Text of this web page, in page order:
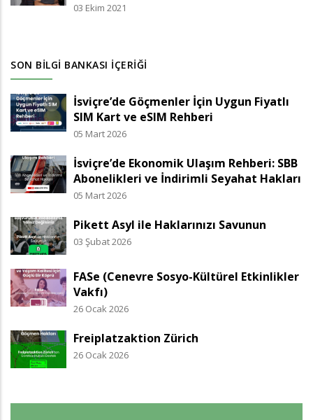
03 Ekim 2021
SON BILGI BANKASI İÇERIĞI
İsviçre’de Göçmenler İçin Uygun Fiyatlı
SIM Kart ve eSIM Rehberi
05 Mart 2026
İsviçre’de Ekonomik Ulaşım Rehberi: SBB
Abonelikleri ve İndirimli Seyahat Hakları
05 Mart 2026
Pikett Asyl ile Haklarınızı Savunun
03 Şubat 2026
FASe (Cenevre Sosyo-Kültürel Etkinlikler
Vakfı)
26 Ocak 2026
Freiplatzaktion Zürich
26 Ocak 2026